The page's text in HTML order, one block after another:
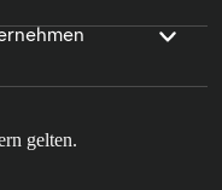
gelten.